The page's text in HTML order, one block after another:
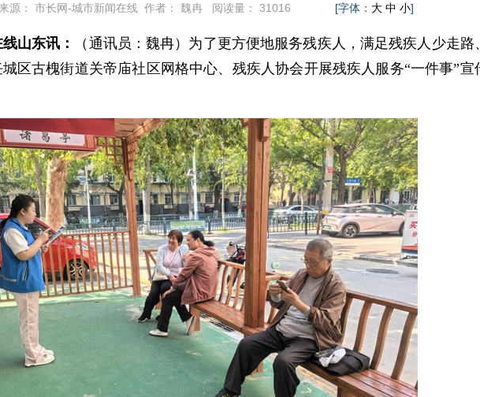
源： 市长网-城市新闻在线 作者： 魏冉 阅读量： 31016 [字体： 大 中 小]
山东讯： （通讯员：魏冉） 为了更方便地服务残疾人，满足残疾人少走路
区古槐街道关帝庙社区网格中心、残疾人协会开展残疾人服务“一件事”宣